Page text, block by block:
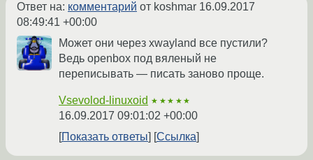
Ответ на: комментарий от koshmar 16.09.2017
08:49:41 +00:00
Может они через xwayland все пустили?
Ведь openbox под вяленый не
переписывать — писать заново проще.
Vsevolod-linuxoid ★★★★★
16.09.2017 09:01:02 +00:00
Показать ответы
Ссылка